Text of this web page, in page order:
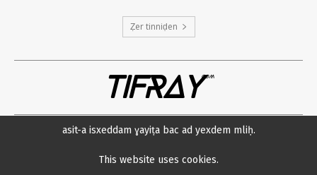
Ẓer tinniḍen
TIFRAYcom
asit-a isxeddam ɣayiṭa bac ad yexdem mliḥ.
This website uses cookies.